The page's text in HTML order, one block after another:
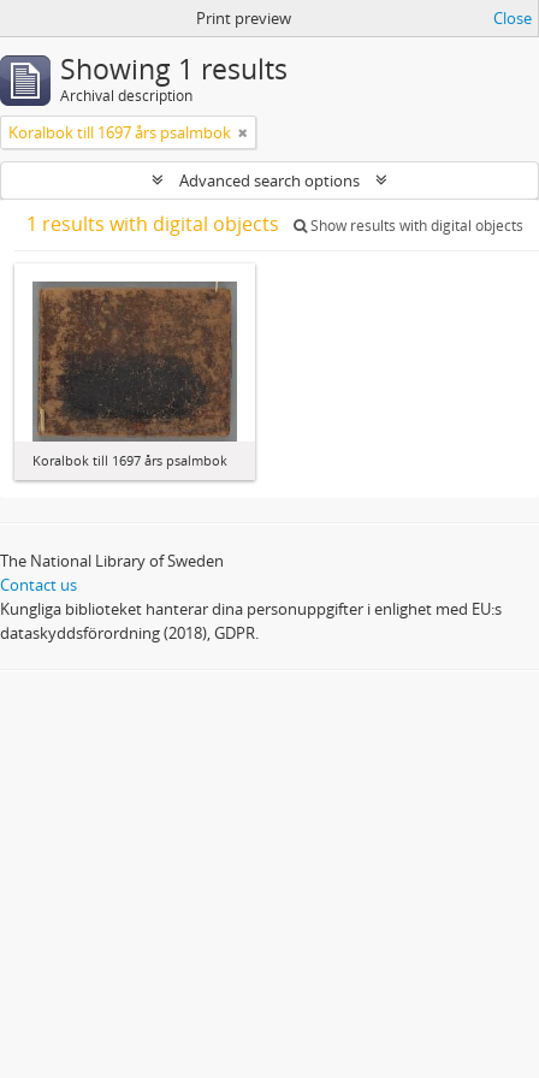
Print preview Close
Showing 1 results
Archival description
Koralbok till 1697 års psalmbok
Advanced search options
1 results with digital objects Show results with digital objects
Koralbok till 1697 års psalmbok
The National Library of Sweden
Contact us
Kungliga biblioteket hanterar dina personuppgifter i enlighet med EU:s
dataskyddsförordning (2018), GDPR.